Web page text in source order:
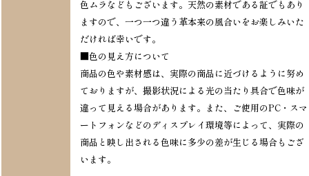
色ムラなどもございます。天然の素材である証でもあり
ますので、一つ一つ違う革本来の風合いをお楽しみいた
だければ幸いです。
■色の見え方について
商品の色や素材感は、実際の商品に近づけるように努め
ておりますが、撮影状況による光の当たり具合で色味が
違って見える場合があります。また、ご使用のPC・スマ
ートフォンなどのディスプレイ環境等によって、実際の
商品と映し出される色味に多少の差が生じる場合もござ
います。